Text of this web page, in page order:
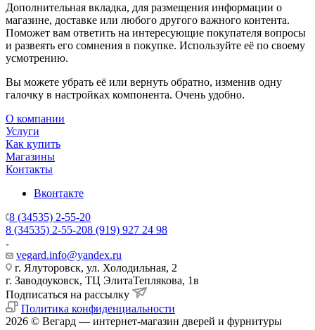
Дополнительная вкладка, для размещения информации о
магазине, доставке или любого другого важного контента.
Поможет вам ответить на интересующие покупателя вопросы
и развеять его сомнения в покупке. Используйте её по своему
усмотрению.
Вы можете убрать её или вернуть обратно, изменив одну
галочку в настройках компонента. Очень удобно.
О компании
Услуги
Как купить
Магазины
Контакты
Вконтакте
8 (34535) 2-55-20
8 (34535) 2-55-208 (919) 927 24 98
vegard.info@yandex.ru
г. Ялуторовск, ул. Холодильная, 2
г. Заводоуковск, ​ТЦ Элита​Теплякова, 1в
Подписаться на рассылку
Политика конфиденциальности
2026 © Вегард — интернет-магазин дверей и фурнитуры